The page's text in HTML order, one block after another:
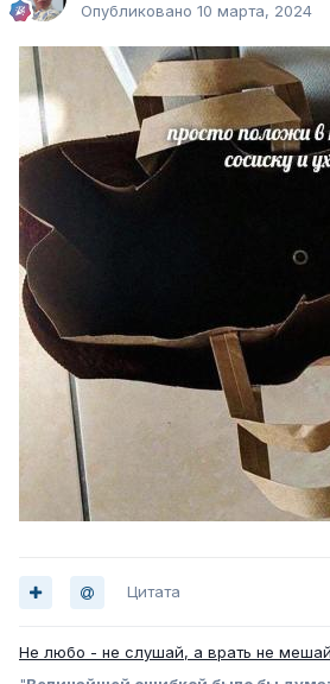
Опубликовано 10 марта, 2024
Цитата
Не любо - не слушай, а врать не